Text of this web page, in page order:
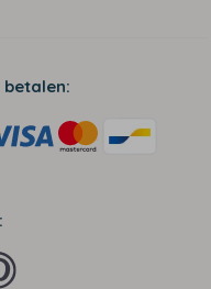
betalen: